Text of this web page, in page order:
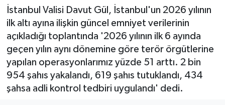
İstanbul Valisi Davut Gül, İstanbul'un 2026 yılının
ilk altı ayına ilişkin güncel emniyet verilerinin
açıkladığı toplantında '2026 yılının ilk 6 ayında
geçen yılın aynı dönemine göre terör örgütlerine
yapılan operasyonlarımız yüzde 51 arttı. 2 bin
954 şahıs yakalandı, 619 şahıs tutuklandı, 434
şahsa adli kontrol tedbiri uygulandı' dedi.
Advertising news
Canlı Maç
ÇEVRE
Dış Haberler
Haber Arşivi